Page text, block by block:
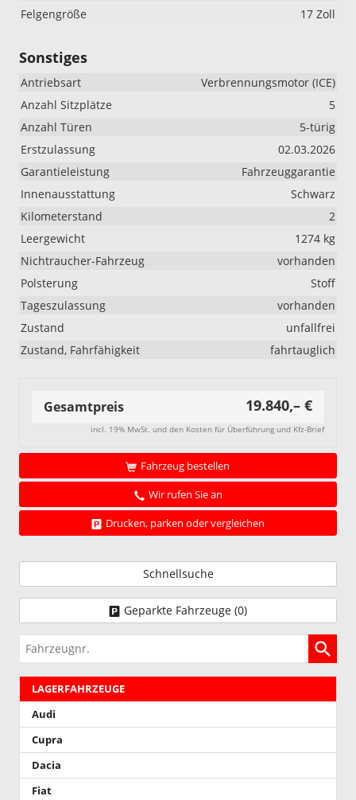
Felgengröße
17 Zoll
Sonstiges
Antriebsart
Verbrennungsmotor (ICE)
Anzahl Sitzplätze
5
Anzahl Türen
5-türig
Erstzulassung
02.03.2026
Garantieleistung
Fahrzeuggarantie
Innenausstattung
Schwarz
Kilometerstand
2
Leergewicht
1274 kg
Nichtraucher-Fahrzeug
vorhanden
Polsterung
Stoff
Tageszulassung
vorhanden
Zustand
unfallfrei
Zustand, Fahrfähigkeit
fahrtauglich
Gesamtpreis 19.840,– €
incl. 19% MwSt. und den Kosten für Überführung und Kfz-Brief
Fahrzeug bestellen
Wir rufen Sie an
Drucken, parken oder vergleichen
Schnellsuche
Geparkte Fahrzeuge (0)
Fahrzeugnr.
LAGERFAHRZEUGE
Audi
Cupra
Dacia
Fiat